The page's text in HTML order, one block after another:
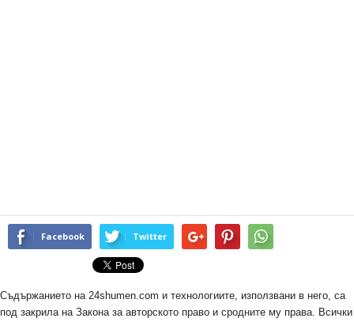
Facebook Twitter
Съдържанието на 24shumen.com и технологиите, използвани в него, са
под закрила на Закона за авторското право и сродните му права. Всички